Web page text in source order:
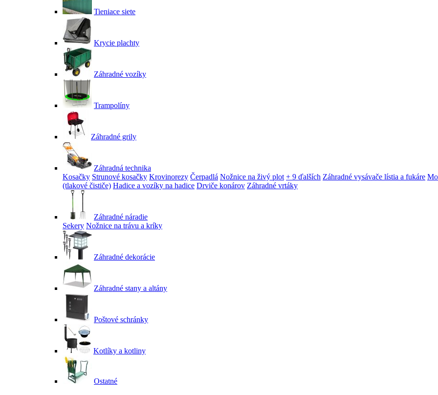
Tieniace siete
Krycie plachty
Záhradné vozíky
Trampolíny
Záhradné grily
Záhradná technika
Kosačky Strunové kosačky Krovinorezy Čerpadlá Nožnice na živý plot + 9 ďalších Záhradné vysávače lístia a fukáre
(tlakové čističe) Hadice a vozíky na hadice Drviče konárov Záhradné vrtáky
Záhradné náradie
Sekery Nožnice na trávu a kríky
Záhradné dekorácie
Záhradné stany a altány
Poštové schránky
Kotlíky a kotliny
Ostatné